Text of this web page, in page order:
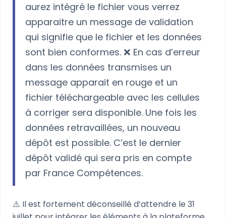
aurez intégré le fichier vous verrez
apparaitre un message de validation
qui signifie que le fichier et les données
sont bien conformes. ❌ En cas d’erreur
dans les données transmises un
message apparait en rouge et un
fichier téléchargeable avec les cellules
à corriger sera disponible. Une fois les
données retravaillées, un nouveau
dépôt est possible. C’est le dernier
dépôt validé qui sera pris en compte
par France Compétences.
⚠️ Il est fortement déconseillé d’attendre le 31